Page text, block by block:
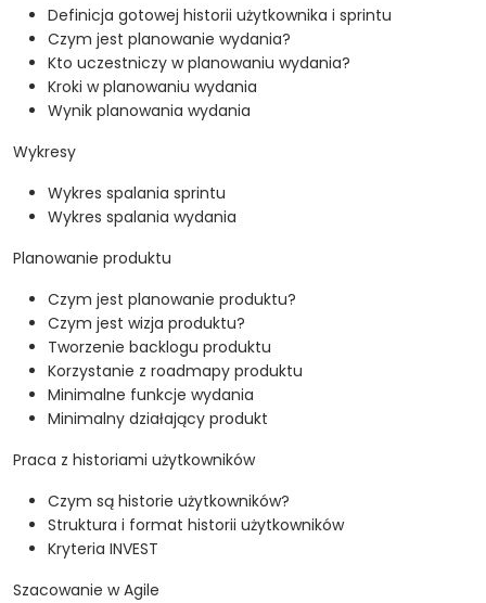
Definicja gotowej historii użytkownika i sprintu
Czym jest planowanie wydania?
Kto uczestniczy w planowaniu wydania?
Kroki w planowaniu wydania
Wynik planowania wydania
Wykresy
Wykres spalania sprintu
Wykres spalania wydania
Planowanie produktu
Czym jest planowanie produktu?
Czym jest wizja produktu?
Tworzenie backlogu produktu
Korzystanie z roadmapy produktu
Minimalne funkcje wydania
Minimalny działający produkt
Praca z historiami użytkowników
Czym są historie użytkowników?
Struktura i format historii użytkowników
Kryteria INVEST
Szacowanie w Agile